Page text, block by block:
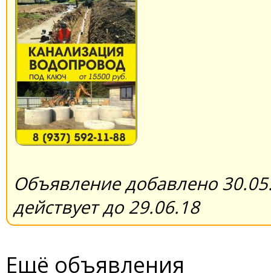
Объявление добавлено
действует до 29.06.18
Ещё объявления